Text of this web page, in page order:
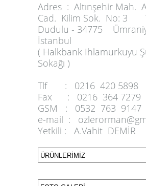
Adres : Altınşehir Mah.
Cad. Kilim Sok. No: 3
Dudulu - 34775
İstanbul
( Halkbank Ihlamurkuyu
Sokağı )
Tlf :
0216 420 5898
Fax :
0216 364 7279
GSM :
0532 763 9147
e-mail :
Yetkili :
A.Vahit DEMİR